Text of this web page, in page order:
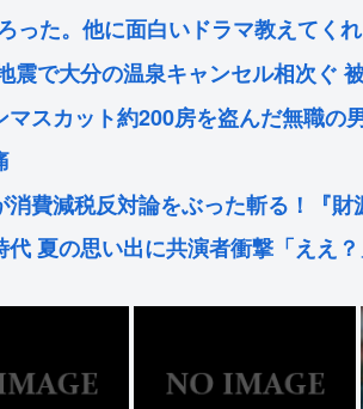
った。他に面白いドラマ教えてくれ
震で大分の温泉キャンセル相次ぐ
スカット約200房を盗んだ無職の
費減税反対論をぶった斬る！『財
夏の思い出に共演者衝撃「ええ？